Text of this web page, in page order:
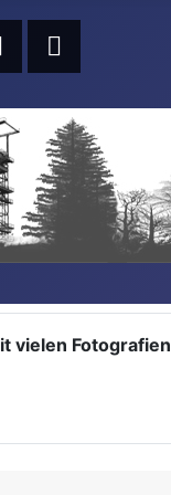
vielen Fotografien